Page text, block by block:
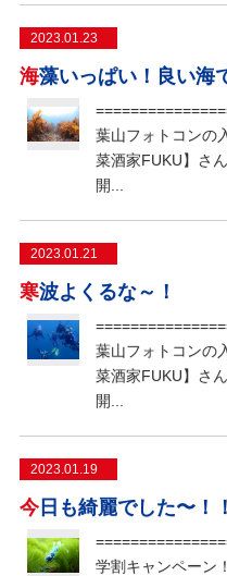
2023.01.23
海藻いっぱい！良い海
葉山フォトコンの
菜酒家FUKU】さ
開...
2023.01.21
寒波よくるな～！
葉山フォトコンの
菜酒家FUKU】さ
開...
2023.01.19
今日も綺麗でした〜！！
学割キャンペーン